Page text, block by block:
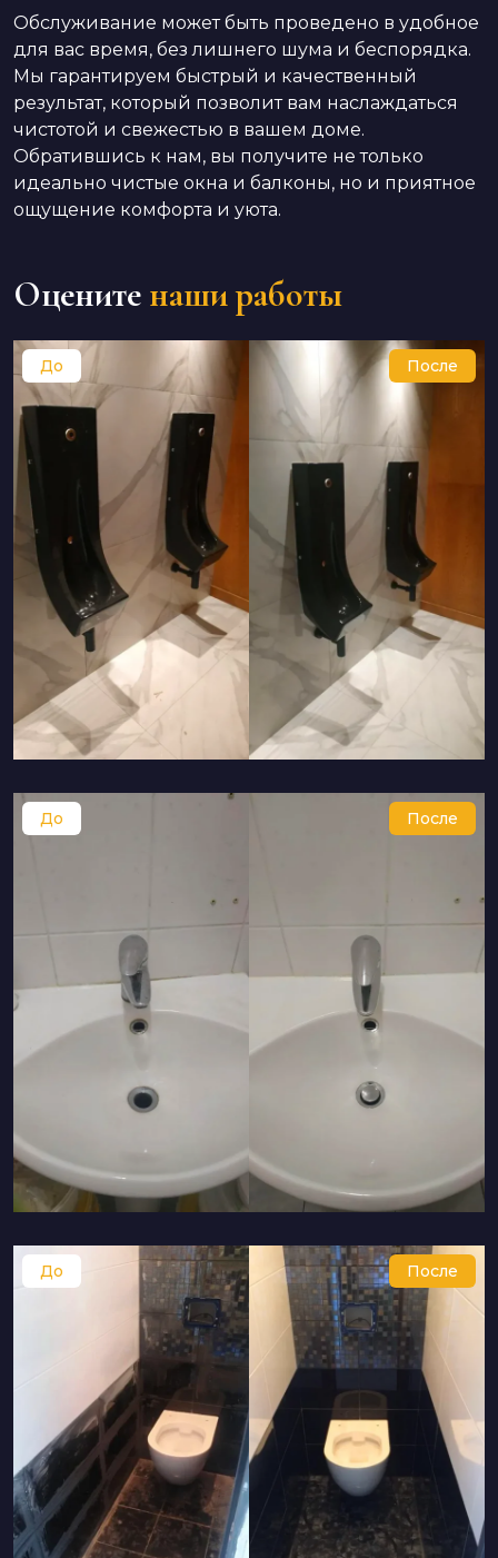
Обслуживание может быть проведено в удобное
для вас время, без лишнего шума и беспорядка.
Мы гарантируем быстрый и качественный
результат, который позволит вам наслаждаться
чистотой и свежестью в вашем доме.
Обратившись к нам, вы получите не только
идеально чистые окна и балконы, но и приятное
ощущение комфорта и уюта.
Оцените наши работы